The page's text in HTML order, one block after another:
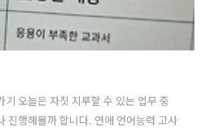
오늘은 자칫 지루할 수 있는 업무 중
진행해볼까 합니다. 연애 언어능력 고사